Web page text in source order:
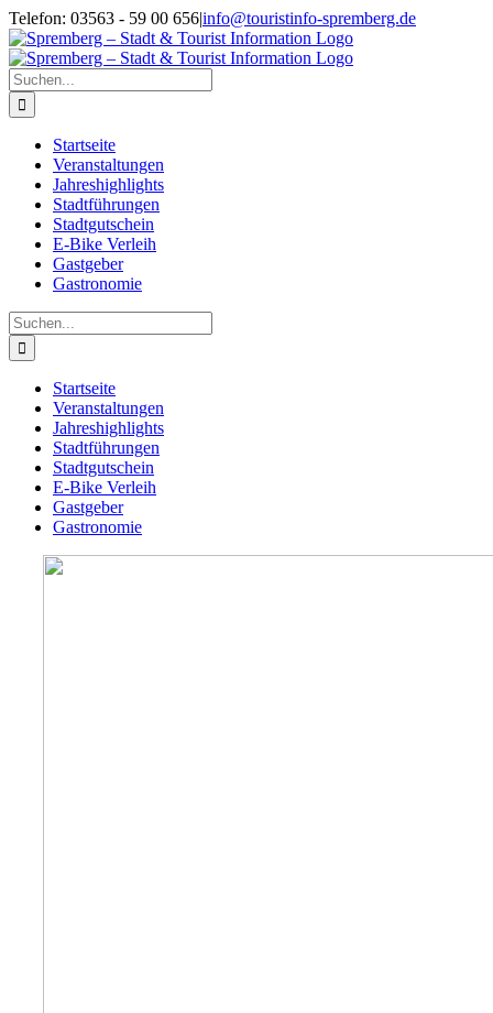
Zum
Inhalt
springen
Telefon: 03563 - 59 00 656|info@touristinfo-spremberg.de
Facebook
Instagram
Suche
nach:
Startseite
Veranstaltungen
Jahreshighlights
Stadtführungen
Stadtgutschein
E-Bike Verleih
Gastgeber
Gastronomie
Suche
nach:
Startseite
Veranstaltungen
Jahreshighlights
Stadtführungen
Stadtgutschein
E-Bike Verleih
Gastgeber
Gastronomie